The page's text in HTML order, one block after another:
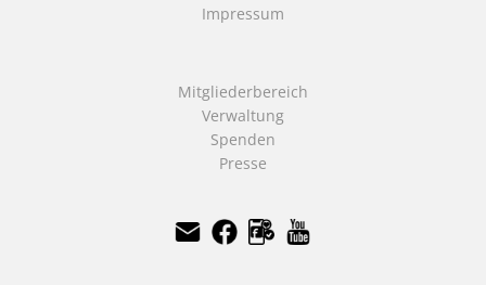
Impressum
Mitgliederbereich
Verwaltung
Spenden
Presse